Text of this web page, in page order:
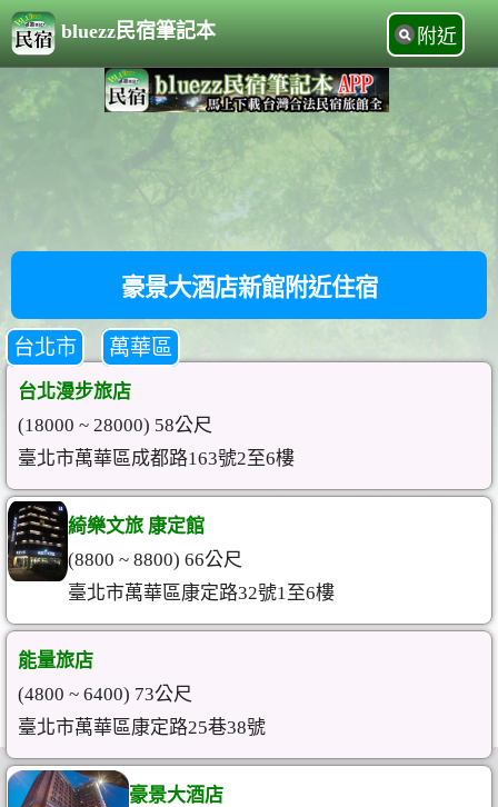
bluezz民宿筆記本 附近
豪景大酒店新館附近住宿
台北市 萬華區
台北漫步旅店
(18000 ~ 28000) 58公尺
臺北市萬華區成都路163號2至6樓
綺樂文旅 康定館
(8800 ~ 8800) 66公尺
臺北市萬華區康定路32號1至6樓
能量旅店
(4800 ~ 6400) 73公尺
臺北市萬華區康定路25巷38號
豪景大酒店